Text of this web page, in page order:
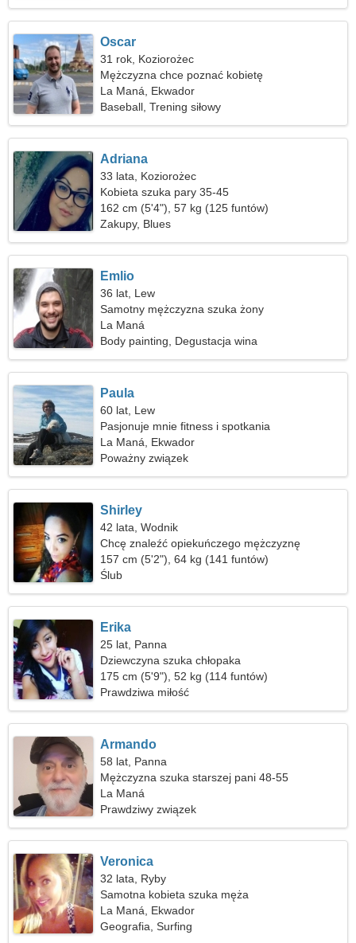
Oscar
31 rok, Koziorożec
Mężczyzna chce poznać kobietę
La Maná, Ekwador
Baseball, Trening siłowy
Adriana
33 lata, Koziorożec
Kobieta szuka pary 35-45
162 cm (5'4"), 57 kg (125 funtów)
Zakupy, Blues
Emlio
36 lat, Lew
Samotny mężczyzna szuka żony
La Maná
Body painting, Degustacja wina
Paula
60 lat, Lew
Pasjonuje mnie fitness i spotkania
La Maná, Ekwador
Poważny związek
Shirley
42 lata, Wodnik
Chcę znaleźć opiekuńczego mężczyznę
157 cm (5'2"), 64 kg (141 funtów)
Ślub
Erika
25 lat, Panna
Dziewczyna szuka chłopaka
175 cm (5'9"), 52 kg (114 funtów)
Prawdziwa miłość
Armando
58 lat, Panna
Mężczyzna szuka starszej pani 48-55
La Maná
Prawdziwy związek
Veronica
32 lata, Ryby
Samotna kobieta szuka męża
La Maná, Ekwador
Geografia, Surfing